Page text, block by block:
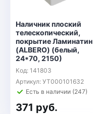
Наличник плоский
телескопический,
покрытие Ламинатин
(ALBERO) (белый,
24*70, 2150)
Код: 141803
Артикул: УТ000101632
Есть в наличии (247)
371 руб.